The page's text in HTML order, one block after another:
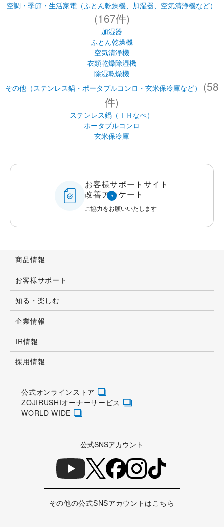
空調・季節・生活家電（ふとん乾燥機、加湿器、空気清浄機など）
(167件)
加湿器
ふとん乾燥機
空気清浄機
衣類乾燥除湿機
除湿乾燥機
その他（ステンレス鍋・ポータブルコンロ・玄米保冷庫など）
(58
件)
ステンレス鍋（ＩＨなべ）
ポータブルコンロ
玄米保冷庫
お客様サポートサイト
改善アンケート
ご協力をお願いいたします
商品情報
お客様サポート
知る・楽しむ
企業情報
IR情報
採用情報
公式オンラインストア
ZOJIRUSHIオーナーサービス
WORLD WIDE
公式SNSアカウント
その他の公式SNSアカウントはこちら